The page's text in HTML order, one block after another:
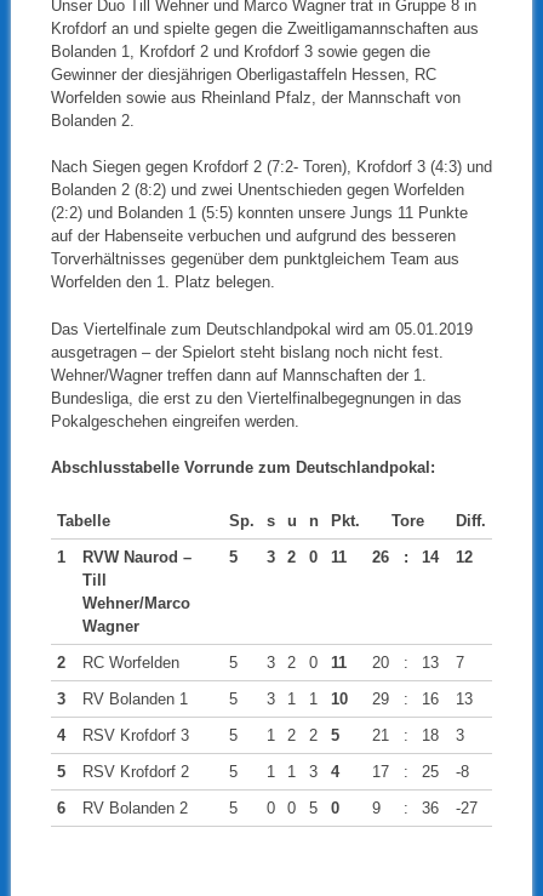
Unser Duo Till Wehner und Marco Wagner trat in Gruppe 8 in
Krofdorf an und spielte gegen die Zweitligamannschaften aus
Bolanden 1, Krofdorf 2 und Krofdorf 3 sowie gegen die
Gewinner der diesjährigen Oberligastaffeln Hessen, RC
Worfelden sowie aus Rheinland Pfalz, der Mannschaft von
Bolanden 2.
Nach Siegen gegen Krofdorf 2 (7:2- Toren), Krofdorf 3 (4:3) und
Bolanden 2 (8:2) und zwei Unentschieden gegen Worfelden
(2:2) und Bolanden 1 (5:5) konnten unsere Jungs 11 Punkte
auf der Habenseite verbuchen und aufgrund des besseren
Torverhältnisses gegenüber dem punktgleichem Team aus
Worfelden den 1. Platz belegen.
Das Viertelfinale zum Deutschlandpokal wird am 05.01.2019
ausgetragen – der Spielort steht bislang noch nicht fest.
Wehner/Wagner treffen dann auf Mannschaften der 1.
Bundesliga, die erst zu den Viertelfinalbegegnungen in das
Pokalgeschehen eingreifen werden.
Abschlusstabelle Vorrunde zum Deutschlandpokal:
Tabelle Sp. s u n Pkt. Tore
Diff.
1
RVW Naurod –
Till
Wehner/Marco
Wagner
5 3 2 0 11 26 : 14 12
2 RC Worfelden 5 3 2 0 11 20 : 13
7
3
RV Bolanden 1 5 3 1 1 10 29 : 16
13
4
RSV Krofdorf 3 5 1 2 2 5 21 : 18
3
5
RSV Krofdorf 2 5 1 1 3 4 17 : 25
-8
6
RV Bolanden 2 5 0 0 5 0 9 : 36 -27